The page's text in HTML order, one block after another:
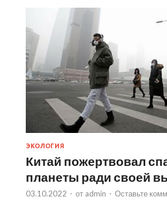
ЭКОЛОГИЯ
Китай пожертвовал
планеты ради своей
03.10.2022 - от admin - Оставьте